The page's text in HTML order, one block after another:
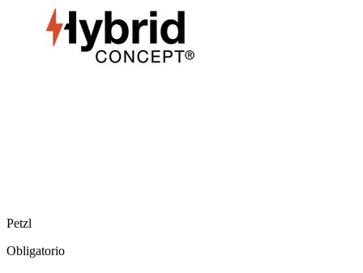
Petzl
Obligatorio